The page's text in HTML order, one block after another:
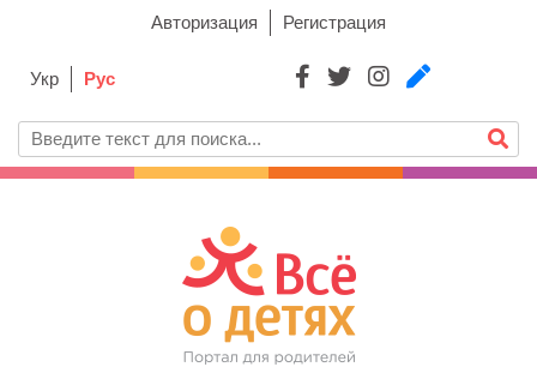
Авторизация Регистрация
Укр Рус